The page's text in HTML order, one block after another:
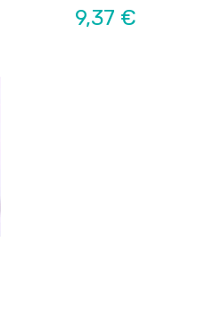
Precio
9,37 €